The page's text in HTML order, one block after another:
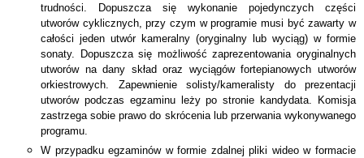
trudności. Dopuszcza się wykonanie pojedynczych części
utworów cyklicznych, przy czym w programie musi być zawarty w
całości jeden utwór kameralny (oryginalny lub wyciąg) w formie
sonaty. Dopuszcza się możliwość zaprezentowania oryginalnych
utworów na dany skład oraz wyciągów fortepianowych utworów
orkiestrowych. Zapewnienie solisty/kameralisty do prezentacji
utworów podczas egzaminu leży po stronie kandydata. Komisja
zastrzega sobie prawo do skrócenia lub przerwania wykonywanego
programu.
W przypadku egzaminów w formie zdalnej pliki wideo w formacie